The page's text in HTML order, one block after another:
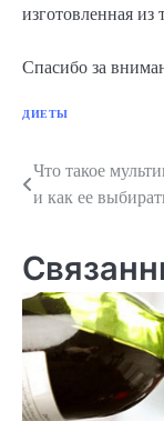
изготовленная из
Спасибо за
ДИЕТЫ
записям
Что такое
и как ее